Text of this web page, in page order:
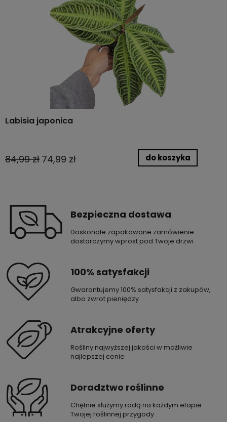
Labisia japonica
84,99 zł 74,99 zł do koszyka
Bezpieczna dostawa
Doskonale zapakowane zamówienie
dostarczymy wprost pod Twoje drzwi
100% satysfakcji
Gwarantujemy 100% satysfakcji z zakupów,
albo zwrot pieniędzy
Atrakcyjne oferty
Rośliny najwyższej jakości w możliwie
najlepszej cenie
Doradztwo roślinne
Chętnie służymy radą na każdym etapie
Twojej roślinnej przygody